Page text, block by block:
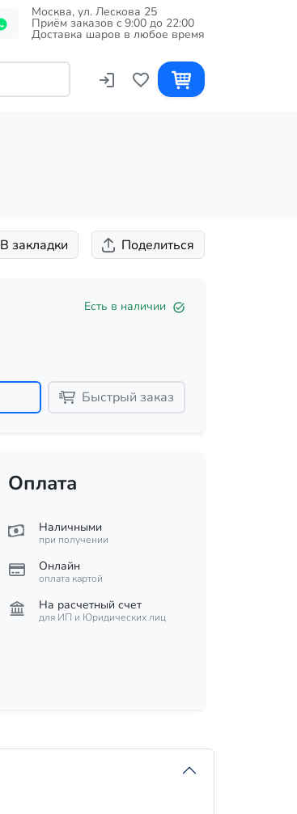
Москва, ул. Лескова 25
Приём заказов c 9:00 до 22:00
Доставка шаров в любое время
В закладки Поделиться
Есть в наличии
Быстрый заказ
Оплата
Наличными
при получении
Онлайн
оплата картой
На расчетный счет
для ИП и Юридических лиц